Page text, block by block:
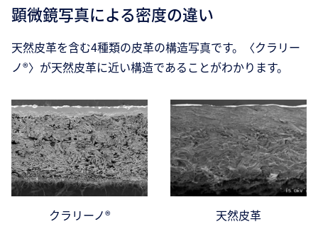
顕微鏡写真による密度の違い
天然皮革を含む4種類の皮革の構造写真です。〈クラリー
ノ®〉が天然皮革に近い構造であることがわかります。
クラリーノ® 天然皮革